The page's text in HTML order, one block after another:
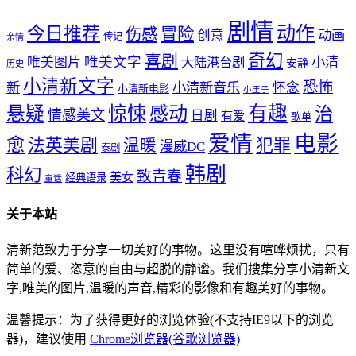
亲情 今日推荐 传记 伤感 冒险 创意 剧情 动作 动画
历史 唯美图片 唯美文字 喜剧 大陆港台剧 奇幻 安静 小清
新 小清新文字 小清新电影 小清新音乐 小王子 怀念 恐怖
悬疑 情感美文 惊悚 感动 日剧 有爱 有趣 歌单 治
愈 法英美剧 泰剧 温暖 漫威DC 爱情 犯罪 电影
科幻 童话 经典语录 美女 致青春 韩剧
关于本站
清新范致力于分享一切美好的事物。这里没有喧哗烦扰，只有
简单的爱、恣意的自由与超脱的静谧。我们搜集分享小清新文
字,唯美的图片,温暖的声音,精彩的影像和有趣美好的事物。
温馨提示：为了获得更好的浏览体验(不支持IE9以下的浏览
器)，建议使用 Chrome浏览器(谷歌浏览器)